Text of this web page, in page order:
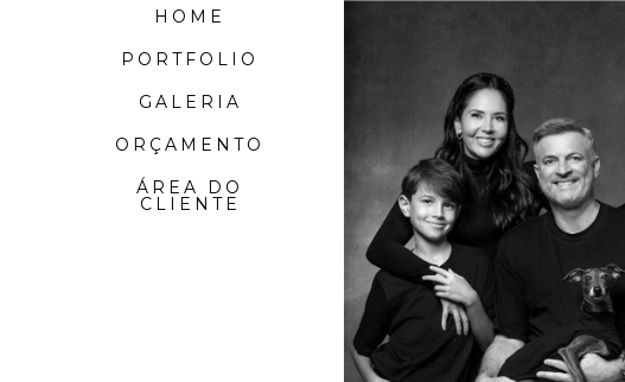
HOME
PORTFOLIO
GALERIA
ORÇAMENTO
ÁREA DO
CLIENTE